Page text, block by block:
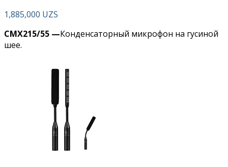
1,885,000 UZS
CMX215/55 —Конденсаторный микрофон на гусиной
шее.